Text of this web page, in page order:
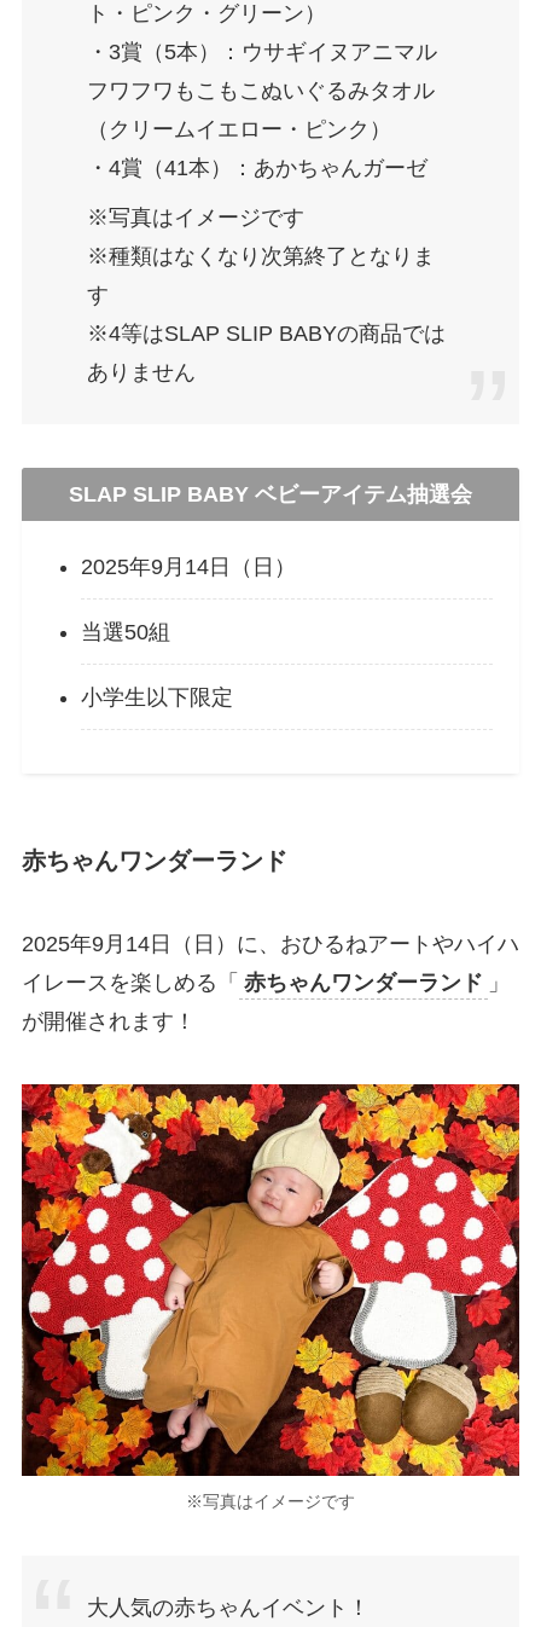
ト・ピンク・グリーン）
・3賞（5本）：ウサギイヌアニマル
フワフワもこもこぬいぐるみタオル
（クリームイエロー・ピンク）
・4賞（41本）：あかちゃんガーゼ
※写真はイメージです
※種類はなくなり次第終了となりま
す
※4等はSLAP SLIP BABYの商品では
ありません
SLAP SLIP BABY ベビーアイテム抽選会
2025年9月14日（日）
当選50組
小学生以下限定
赤ちゃんワンダーランド
2025年9月14日（日）に、おひるねアートやハイハ
イレースを楽しめる「 赤ちゃんワンダーランド 」
が開催されます！
※写真はイメージです
大人気の赤ちゃんイベント！